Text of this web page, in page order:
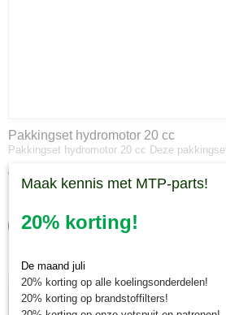
Pakkingset hydromotor 20 cc
Pakkingset hydromotor 20 cc Deze
€ 56,34
IN WINKELWAGEN
Maak kennis met MTP-parts!
20% korting!
De maand juli
20% korting op alle koelingsonderdelen!
20% korting op brandstoffilters!